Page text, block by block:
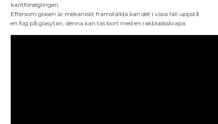
kantförseglingen.
Eftersom glasen är mekaniskt framställda kan det i vissa fall uppstå
en fog på glasytan, denna kan tas bort med en rakbladsskrapa.